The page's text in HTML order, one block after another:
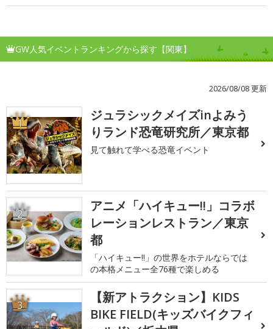
GW人気イベントランキングから探す【関東】
2026/08/08 更新
1
ジュラシックメイズinよみう
りランド恐竜研究所／東京都
見て触れて学べる恐竜イベント
2
アニメ「ハイキュー!!」コラボ
レーションレストラン／東京
都
「ハイキュー!!」の世界をホテルならでは
の本格メニュー全76種で楽しめる
3
【新アトラクション】KIDS
BIKE FIELD(キッズバイクフィ